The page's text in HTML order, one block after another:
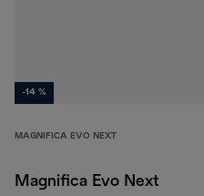
-14 %
MAGNIFICA EVO NEXT
Magnifica Evo Next